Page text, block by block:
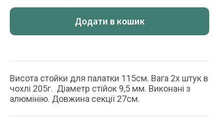
Додати в кошик
Висота стойки для палатки 115см. Вага 2х штук в
чохлі 205г. Діаметр стійок 9,5 мм. Виконані з
алюмінію. Довжина секції 27см.